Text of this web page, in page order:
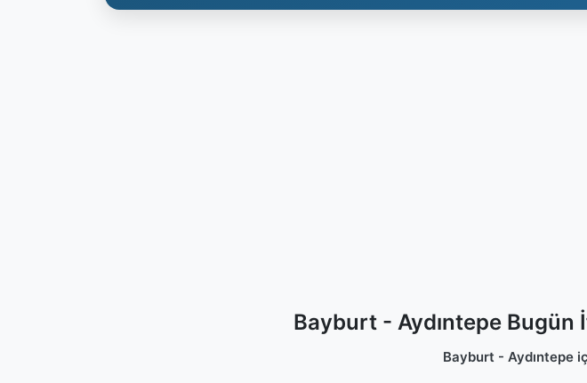
Bayburt - Aydıntepe Bugün
Bayburt - Aydıntepe